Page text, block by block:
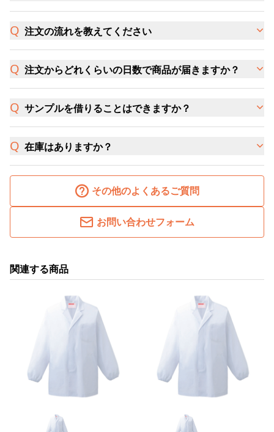
注文の流れを教えてください
注文からどれくらいの日数で商品が届きますか？
サンプルを借りることはできますか？
在庫はありますか？
その他のよくあるご質問
お問い合わせフォーム
関連する商品